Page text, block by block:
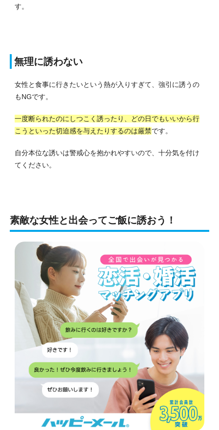
す。
無理に誘わない
女性と食事に行きたいという熱が入りすぎて、強引に誘うの
もNGです。
一度断られたのにしつこく誘ったり、どの日でもいいから行
こうといった切迫感を与えたりするのは厳禁です。
自分本位な誘いは警戒心を抱かれやすいので、十分気を付け
てください。
素敵な女性と出会ってご飯に誘おう！